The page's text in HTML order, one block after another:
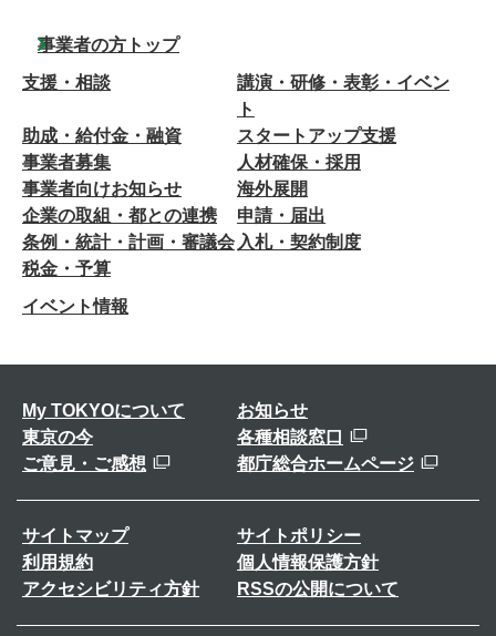
事業者の方トップ
支援・相談
講演・研修・表彰・イベン
ト
助成・給付金・融資
スタートアップ支援
事業者募集
人材確保・採用
事業者向けお知らせ
海外展開
企業の取組・都との連携
申請・届出
条例・統計・計画・審議会 入札・契約制度
税金・予算
イベント情報
My TOKYOについて
お知らせ
東京の今
各種相談窓口
ご意見・ご感想
都庁総合ホームページ
サイトマップ
サイトポリシー
利用規約
個人情報保護方針
アクセシビリティ方針
RSSの公開について